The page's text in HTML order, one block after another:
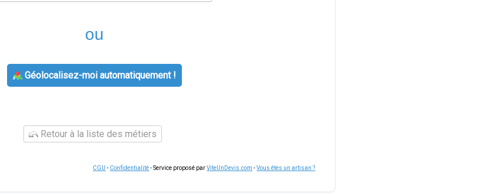
ou
Géolocalisez-moi automatiquement !
Retour à la liste des métiers
CGU - Confidentialité- Service proposé parViteUnDevis.com -Vous êtes un artisan ?